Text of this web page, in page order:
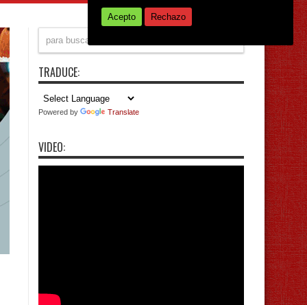
TRADUCE:
Powered by Translate
VIDEO:
Acepto Rechazo